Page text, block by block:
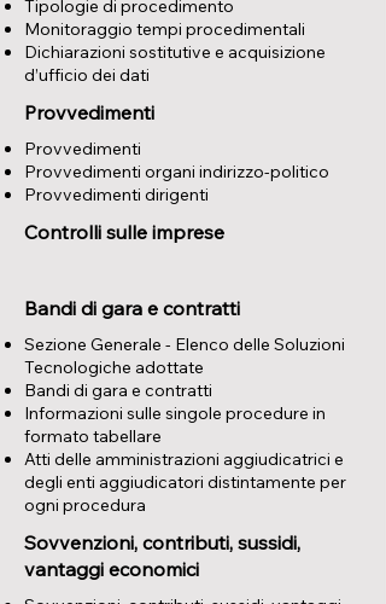
Tipologie di procedimento
Monitoraggio tempi procedimentali
Dichiarazioni sostitutive e acquisizione
d’ufficio dei dati
Provvedimenti
Provvedimenti
Provvedimenti organi indirizzo-politico
Provvedimenti dirigenti
Controlli sulle imprese
Bandi di gara e contratti
Sezione Generale - Elenco delle Soluzioni
Tecnologiche adottate
Bandi di gara e contratti
Informazioni sulle singole procedure in
formato tabellare
Atti delle amministrazioni aggiudicatrici e
degli enti aggiudicatori distintamente per
ogni procedura
Sovvenzioni, contributi, sussidi,
vantaggi economici